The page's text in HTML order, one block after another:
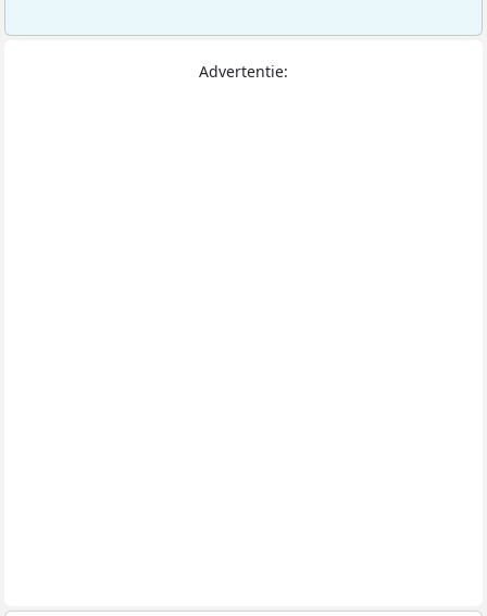
Advertentie: